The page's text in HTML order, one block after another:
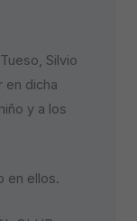
Silvio
en dicha
y a los
en ellos.